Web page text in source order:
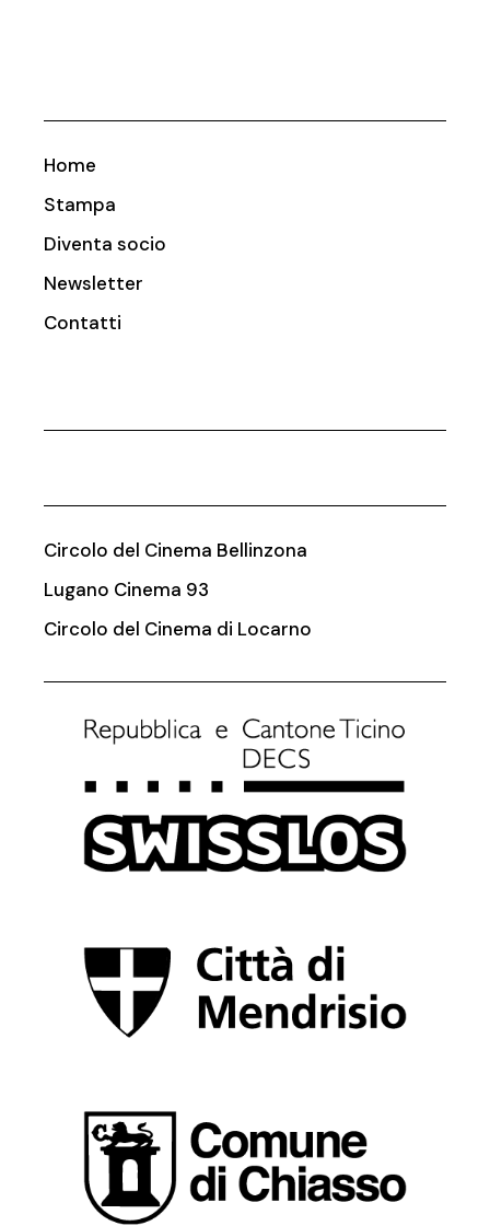
Home
Stampa
Diventa socio
Newsletter
Contatti
Circolo del Cinema Bellinzona
Lugano Cinema 93
Circolo del Cinema di Locarno